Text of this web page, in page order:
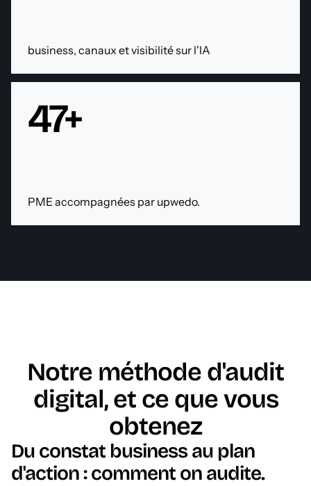
business, canaux et visibilité sur l'IA
47+
PME accompagnées par upwedo.
Notre méthode d'audit
digital, et ce que vous
obtenez
Du constat business au plan
d'action : comment on audite.